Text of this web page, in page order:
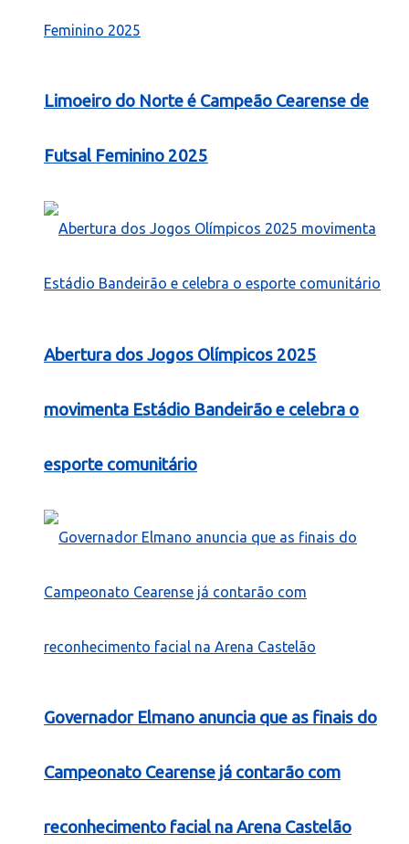
Limoeiro do Norte é Campeão Cearense de
Futsal Feminino 2025
Abertura dos Jogos Olímpicos 2025
movimenta Estádio Bandeirão e celebra o
esporte comunitário
Governador Elmano anuncia que as finais do
Campeonato Cearense já contarão com
reconhecimento facial na Arena Castelão